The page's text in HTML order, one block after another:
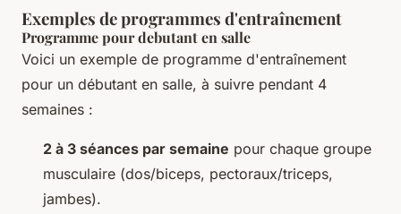
Exemples de programmes d'entraînement
Programme pour debutant en salle
Voici un exemple de programme d'entraînement
pour un débutant en salle, à suivre pendant 4
semaines :
2 à 3 séances par semaine pour chaque groupe
musculaire (dos/biceps, pectoraux/triceps,
jambes).